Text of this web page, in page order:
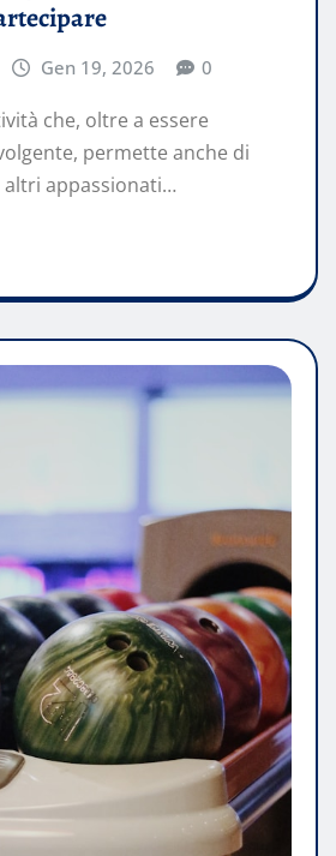
Gen 19, 2026 0
che, oltre a essere
permette anche di
altri appassionati…